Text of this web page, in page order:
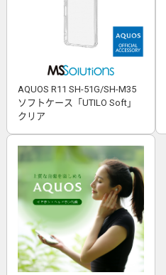
AQUOS R11 SH-51G/SH-M35
ソフトケース「UTILO Soft」
クリア